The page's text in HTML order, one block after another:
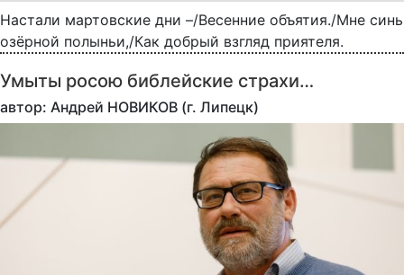
Настали мартовские дни –/Весенние объятия./Мне синь
озёрной полыньи,/Как добрый взгляд приятеля.
Умыты росою библейские страхи…
автор: Андрей НОВИКОВ (г. Липецк)